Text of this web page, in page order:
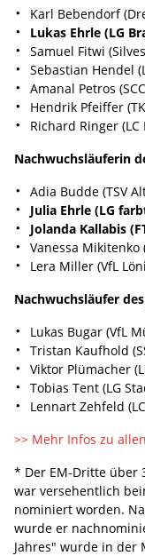
Karl Bebendorf
Lukas Ehrle (LG
Samuel Fitwi
Sebastian Hendel
Amanal Petros
Hendrik Pfeiffer
Richard Ringer
Nachwuchsläuferin
Adia Budde (TSV
Julia Ehrle (LG
Jolanda Kallabis
Vanessa Mikitenko
Lera Miller (VfL
Nachwuchsläufer
Lukas Bugar (VfL
Tristan Kaufhold
Viktor Plümacher
Tobias Tent (LG
Lennart Zehfeld
>> Mehr Infos zu
* Der EM-Dritte über
war versehentlich
nominiert worden.
wurde er
Jahres" wurde in der